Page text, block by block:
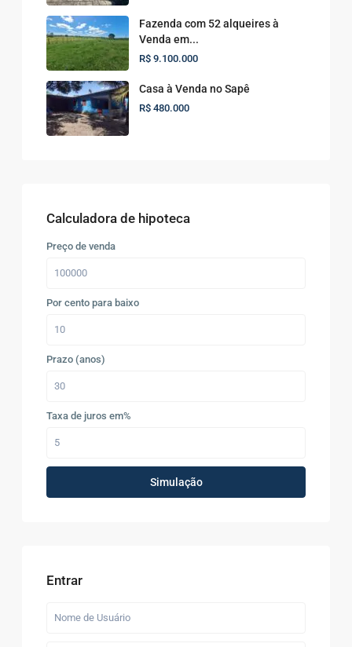
Fazenda com 52 alqueires à
Venda em...
R$ 9.100.000
Casa à Venda no Sapê
R$ 480.000
Calculadora de hipoteca
Preço de venda
Por cento para baixo
Prazo (anos)
Taxa de juros em%
Simulação
Entrar